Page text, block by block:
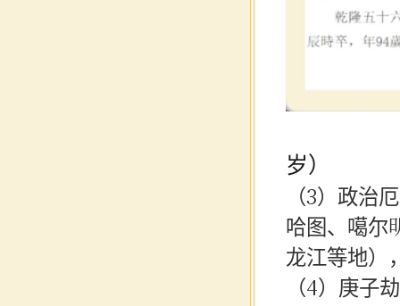
岁）
（3）政治
哈图、噶尔
龙江等地）
（4）庚子